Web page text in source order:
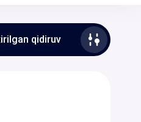
qidiruv